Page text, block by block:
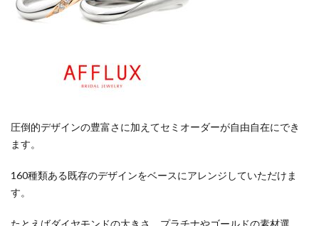
圧倒的デザインの豊富さに加えてセミオーダーが自由自在にでき
ます。
160種類ある既存のデザインをベースにアレンジしていただけま
す。
たとえばダイヤモンドの大きさ、プラチナやゴールドの素材選